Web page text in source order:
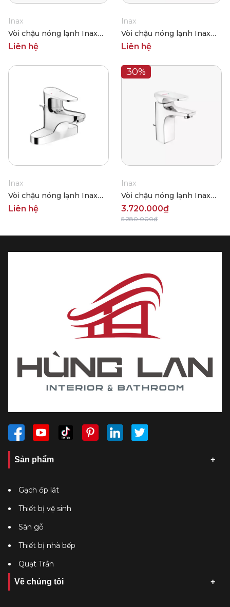
Inax
Vòi chậu nóng lạnh Inax
LFV-3002S
Liên hệ
Inax
Vòi chậu nóng lạnh Inax
LFV-212S
Liên hệ
Inax
Vòi chậu nóng lạnh Inax
LFV-1001S
Liên hệ
30%
Inax
Vòi chậu nóng lạnh Inax
LFV-5002S
3.720.000₫
5.280.000₫
Sản phẩm
Gạch ốp lát
Thiết bị vệ sinh
Sàn gỗ
Thiết bị nhà bếp
Quạt Trần
Về chúng tôi